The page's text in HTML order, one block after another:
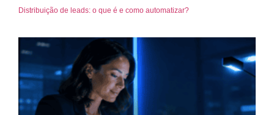
Distribuição de leads: o que é e como automatizar?